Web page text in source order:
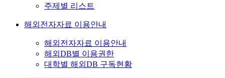
주제별 리스트
해외전자자료 이용안내
해외전자자료 이용안내
해외DB별 이용권한
대학별 해외DB 구독현황